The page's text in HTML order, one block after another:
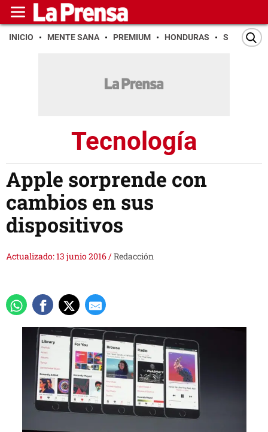
INICIO MENTE SANA PREMIUM HONDURAS SAN PEDRO
Tecnología
Apple sorprende con
cambios en sus
dispositivos
Actualizado: 13 junio 2016/Redacción